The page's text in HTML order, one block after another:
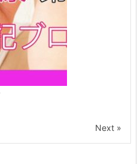
Next »